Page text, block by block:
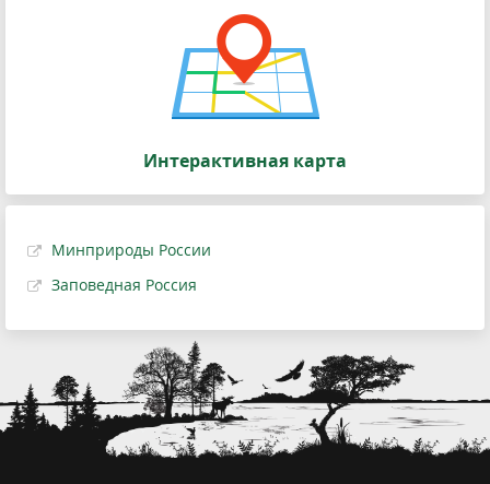
Интерактивная карта
Минприроды России
Заповедная Россия